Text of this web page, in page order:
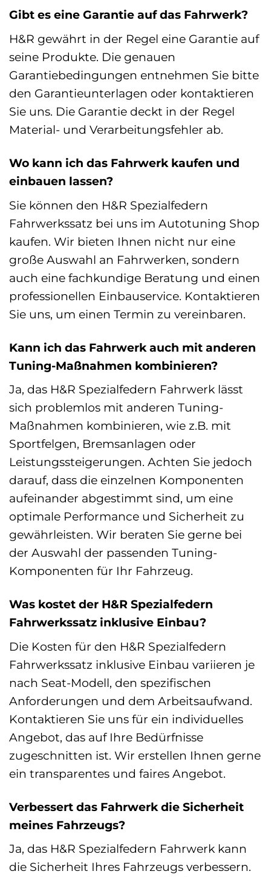
Gibt es eine Garantie auf das Fahrwerk?
H&R gewährt in der Regel eine Garantie auf
seine Produkte. Die genauen
Garantiebedingungen entnehmen Sie bitte
den Garantieunterlagen oder kontaktieren
Sie uns. Die Garantie deckt in der Regel
Material- und Verarbeitungsfehler ab.
Wo kann ich das Fahrwerk kaufen und
einbauen lassen?
Sie können den H&R Spezialfedern
Fahrwerkssatz bei uns im Autotuning Shop
kaufen. Wir bieten Ihnen nicht nur eine
große Auswahl an Fahrwerken, sondern
auch eine fachkundige Beratung und einen
professionellen Einbauservice. Kontaktieren
Sie uns, um einen Termin zu vereinbaren.
Kann ich das Fahrwerk auch mit anderen
Tuning-Maßnahmen kombinieren?
Ja, das H&R Spezialfedern Fahrwerk lässt
sich problemlos mit anderen Tuning-
Maßnahmen kombinieren, wie z.B. mit
Sportfelgen, Bremsanlagen oder
Leistungssteigerungen. Achten Sie jedoch
darauf, dass die einzelnen Komponenten
aufeinander abgestimmt sind, um eine
optimale Performance und Sicherheit zu
gewährleisten. Wir beraten Sie gerne bei
der Auswahl der passenden Tuning-
Komponenten für Ihr Fahrzeug.
Was kostet der H&R Spezialfedern
Fahrwerkssatz inklusive Einbau?
Die Kosten für den H&R Spezialfedern
Fahrwerkssatz inklusive Einbau variieren je
nach Seat-Modell, den spezifischen
Anforderungen und dem Arbeitsaufwand.
Kontaktieren Sie uns für ein individuelles
Angebot, das auf Ihre Bedürfnisse
zugeschnitten ist. Wir erstellen Ihnen gerne
ein transparentes und faires Angebot.
Verbessert das Fahrwerk die Sicherheit
meines Fahrzeugs?
Ja, das H&R Spezialfedern Fahrwerk kann
die Sicherheit Ihres Fahrzeugs verbessern.